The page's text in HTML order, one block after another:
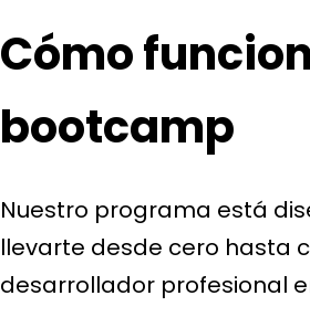
Cómo
bootcamp
Nuestro programa está
llevarte desde cero hasta
desarrollador profesional